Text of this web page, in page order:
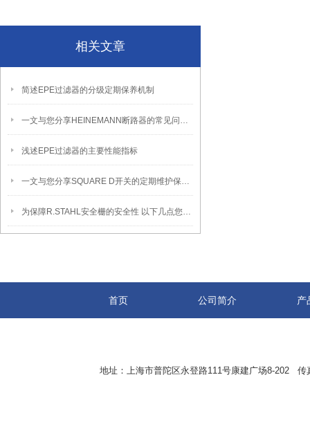
相关文章
简述EPE过滤器的分级定期保养机制
一文与您分享HEINEMANN断路器的常见问题相应解决方法
浅述EPE过滤器的主要性能指标
一文与您分享SQUARE D开关的定期维护保养方法
为保障R.STAHL安全栅的安全性 以下几点您需要注意了
首页 公司简介 产
地址：上海市普陀区永登路111号康建广场8-202